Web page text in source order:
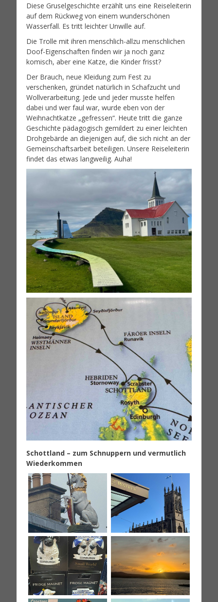
Diese Gruselgeschichte erzählt uns eine Reiseleiterin
auf dem Rückweg von einem wunderschönen
Wasserfall. Es tritt leichter Unwille auf.
Die Trolle mit ihren menschlich-allzu menschlichen
Doof-Eigenschaften finden wir ja noch ganz
komisch, aber eine Katze, die Kinder frisst?
Der Brauch, neue Kleidung zum Fest zu
verschenken, gründet natürlich in Schafzucht und
Wollverarbeitung. Jede und jeder musste helfen
dabei und wer faul war, wurde eben von der
Weihnachtkatze „gefressen“. Heute tritt die ganze
Geschichte pädagogisch gemildert zu einer leichten
Drohgebärde an diejenigen auf, die sich nicht an der
Gemeinschaftsarbeit beteiligen. Unsere Reiseleiterin
findet das etwas langweilig. Auha!
Schottland – zum Schnuppern und vermutlich
Wiederkommen